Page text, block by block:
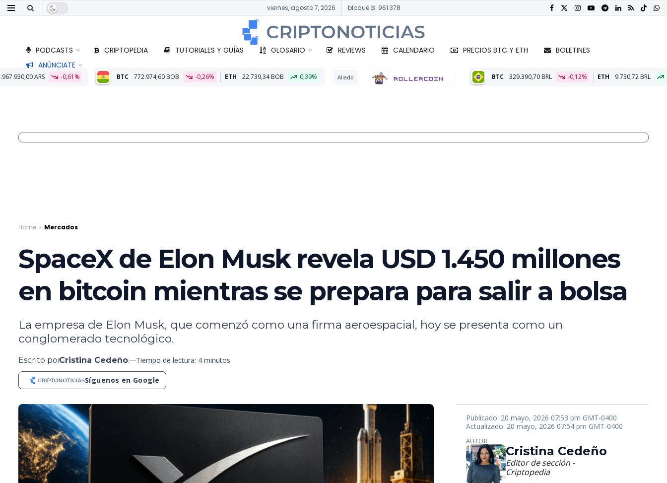
viernes, agosto 7, 2026 bloque ₿: 961.378
PODCASTS CRIPTOPEDIA TUTORIALES Y GUÍAS GLOSARIO REVIEWS CALENDARIO PRECIOS BTC Y ETH
BOLETINES
ANÚNCIATE
BTC 772.974,60 BOB -0,26% ETH 22.739,34 BOB 0,39% Aliado BTC 329.390,70 BRL -0,12% ETH 9.730,72 BRL 0,01% BTC
Home Mercados
SpaceX de Elon Musk revela USD 1.450 millones
en bitcoin mientras se prepara para salir a bolsa
La empresa de Elon Musk, que comenzó como una firma aeroespacial, hoy se presenta como un
conglomerado tecnológico.
Escrito porCristina Cedeño. Tiempo de lectura: 4 minutos
Síguenos en Google
Publicado: 20 mayo, 2026 07:53 pm GMT-0400
Actualizado: 20 mayo, 2026 07:54 pm GMT-0400
AUTOR
Cristina Cedeño
Editor de sección -
Criptopedia